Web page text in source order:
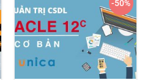
-50%